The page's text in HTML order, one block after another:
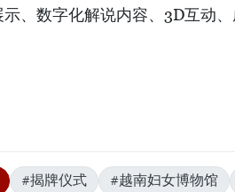
、数字化解说内容、3D互动
#揭牌仪式 #越南妇女博物馆